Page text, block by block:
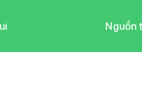
Nguồn